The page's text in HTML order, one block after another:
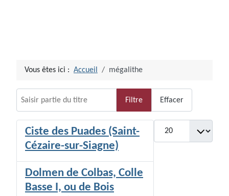
Vous êtes ici : Accueil mégalithe
Filtre Effacer
Afficher #
Ciste des Puades (Saint-
Cézaire-sur-Siagne)
Dolmen de Colbas, Colle
Basse I, ou de Bois